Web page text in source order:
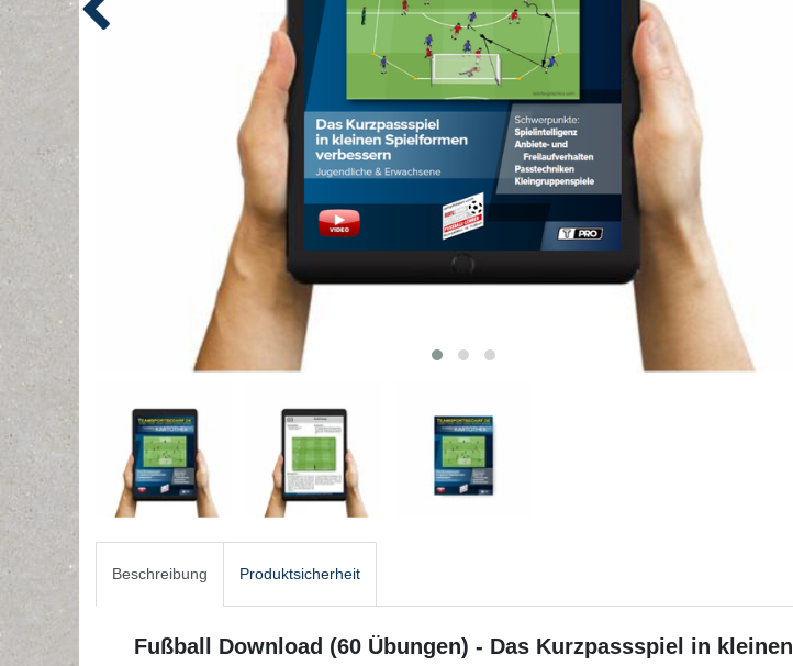
Beschreibung Produktsicherheit
Fußball Download (60 Übungen) - Das Kurzpassspiel in kleinen